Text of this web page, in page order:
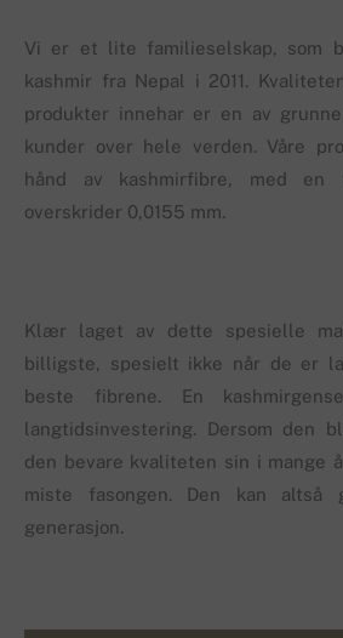
Vi er et lite familieselskap, som
kashmir fra Nepal i 2011.
produkter innehar er en av
kunder over hele verden. Våre
hånd av kashmirfibre, med en
overskrider 0,0155 mm.
Klær laget av dette spesielle
billigste, spesielt ikke når de er
beste fibrene. En
langtidsinvestering. Dersom den
den bevare kvaliteten sin i mange
miste fasongen. Den kan
generasjon.